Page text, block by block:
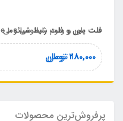
فلت پاور و ولوم شیائومی Xiaomi Redmi Note 10s
180,000 تومان
فلت مین و فلت رابط شیائومی Xiaomi Mi 10T
280,000 تومان
پرفروش‌ترین محصولات